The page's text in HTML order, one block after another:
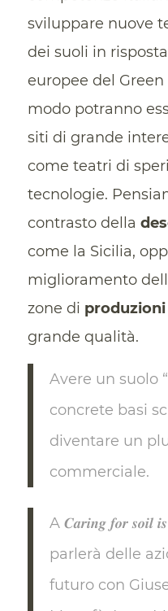
sviluppare nuove
dei suoli in
europee del
modo potranno
siti di grande
come teatri di
tecnologie.
contrasto della
come la Sicilia,
miglioramento
zone di
grande qualità.
Avere un suolo
concrete basi
diventare un
commerciale.
A 𝑪𝒂𝒓𝒊𝒏𝒈 𝒇𝒐𝒓 𝒔𝒐𝒊𝒍
parlerà delle
futuro con